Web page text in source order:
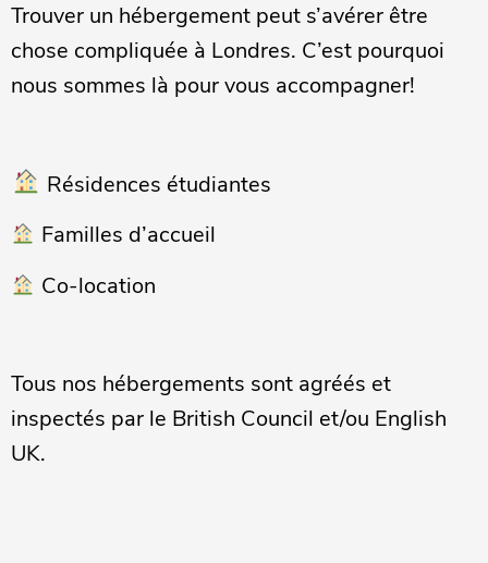
Trouver un hébergement peut s’avérer être
chose compliquée à Londres. C’est pourquoi
nous sommes là pour vous accompagner!
Résidences étudiantes
Familles d’accueil
Co-location
Tous nos hébergements sont agréés et
inspectés par le British Council et/ou English
UK.